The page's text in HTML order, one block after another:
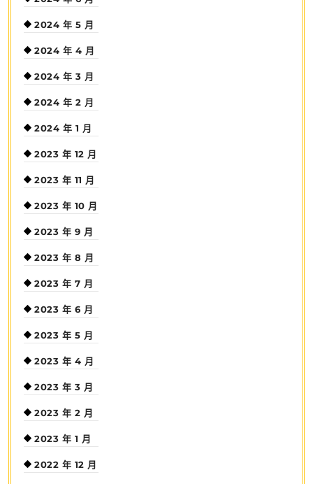
2024 年 5 月
2024 年 4 月
2024 年 3 月
2024 年 2 月
2024 年 1 月
2023 年 12 月
2023 年 11 月
2023 年 10 月
2023 年 9 月
2023 年 8 月
2023 年 7 月
2023 年 6 月
2023 年 5 月
2023 年 4 月
2023 年 3 月
2023 年 2 月
2023 年 1 月
2022 年 12 月